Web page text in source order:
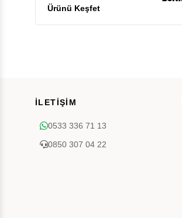
İLETİŞİM
0533 336 71 13
0850 307 04 22